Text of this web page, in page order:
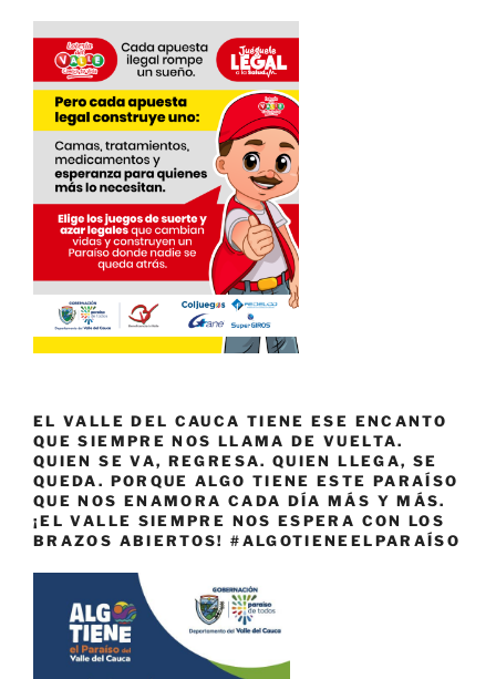
EL VALLE DEL CAUCA TIENE ESE ENCANTO
QUE SIEMPRE NOS LLAMA DE VUELTA.
QUIEN SE VA, REGRESA. QUIEN LLEGA, SE
QUEDA. PORQUE ALGO TIENE ESTE PARAÍSO
QUE NOS ENAMORA CADA DÍA MÁS Y MÁS.
¡EL VALLE SIEMPRE NOS ESPERA CON LOS
BRAZOS ABIERTOS! #ALGOTIENEELPARAÍSO